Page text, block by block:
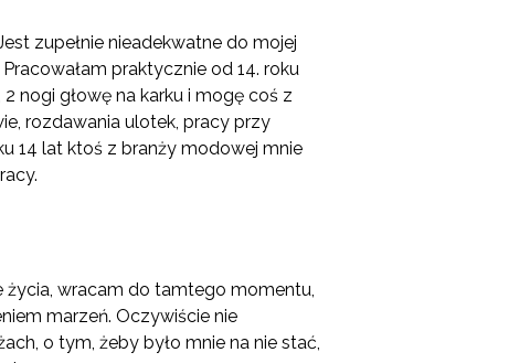
zupełnie nieadekwatne do mojej
praktycznie od 14. roku
nogi głowę na karku i mogę coś z
rozdawania ulotek, pracy przy
14 lat ktoś z branży modowej mnie
życia, wracam do tamtego momentu,
marzeń. Oczywiście nie
o tym, żeby było mnie na nie stać,